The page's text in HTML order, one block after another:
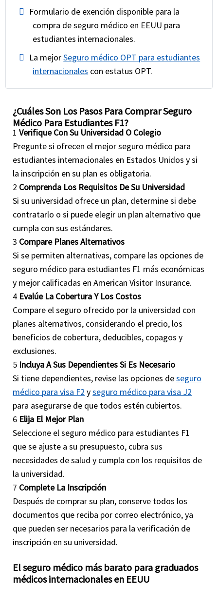
Formulario de exención disponible para la
compra de seguro médico en EEUU para
estudiantes internacionales.
La mejorSeguro médico OPT para estudiantes
internacionales con estatus OPT.
¿Cuáles Son Los Pasos Para Comprar Seguro
Médico Para Estudiantes F1?
1 Verifique Con Su Universidad O Colegio
Pregunte si ofrecen el mejor seguro médico para
estudiantes internacionales en Estados Unidos y si
la inscripción en su plan es obligatoria.
2 Comprenda Los Requisitos De Su Universidad
Si su universidad ofrece un plan, determine si debe
contratarlo o si puede elegir un plan alternativo que
cumpla con sus estándares.
3 Compare Planes Alternativos
Si se permiten alternativas, compare las opciones de
seguro médico para estudiantes F1 más económicas
y mejor calificadas en American Visitor Insurance.
4 Evalúe La Cobertura Y Los Costos
Compare el seguro ofrecido por la universidad con
planes alternativos, considerando el precio, los
beneficios de cobertura, deducibles, copagos y
exclusiones.
5 Incluya A Sus Dependientes Si Es Necesario
Si tiene dependientes, revise las opciones deseguro
médico para visa F2 yseguro médico para visa J2
para asegurarse de que todos estén cubiertos.
6 Elija El Mejor Plan
Seleccione el seguro médico para estudiantes F1
que se ajuste a su presupuesto, cubra sus
necesidades de salud y cumpla con los requisitos de
la universidad.
7 Complete La Inscripción
Después de comprar su plan, conserve todos los
documentos que reciba por correo electrónico, ya
que pueden ser necesarios para la verificación de
inscripción en su universidad.
El seguro médico más barato para graduados
médicos internacionales en EEUU